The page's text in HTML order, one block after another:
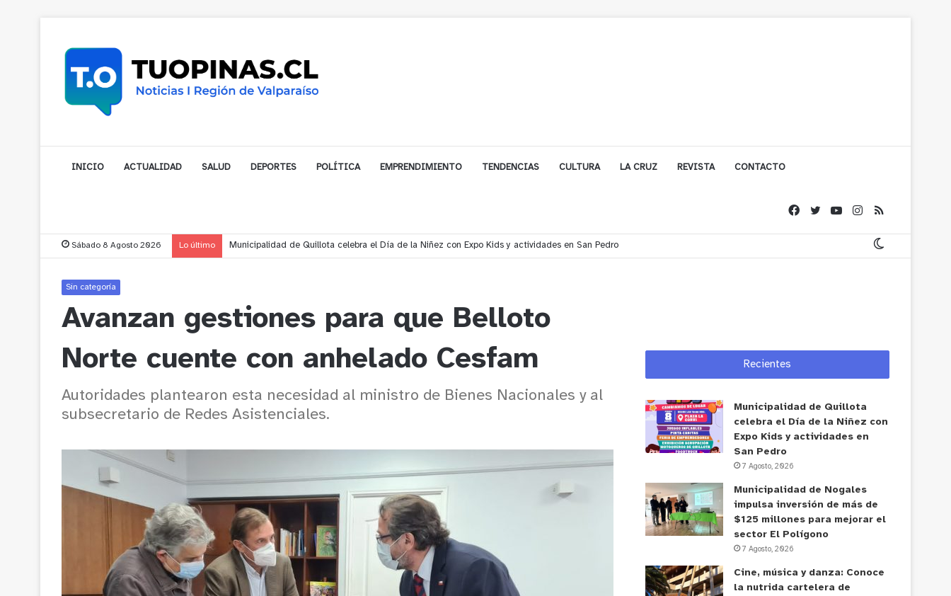
INICIO ACTUALIDAD SALUD DEPORTES POLÍTICA EMPRENDIMIENTO TENDENCIAS CULTURA LA CRUZ REVISTA CONTACTO
Sábado 8 Agosto 2026 Lo último Municipalidad de Nogales impulsa inversión de más de $125 millones para mejorar el sector El Polígono
Sin categoría
Avanzan gestiones para que Belloto
Norte cuente con anhelado Cesfam
Autoridades plantearon esta necesidad al ministro de Bienes Nacionales y al
subsecretario de Redes Asistenciales.
Recientes
Municipalidad de Quillota
celebra el Día de la Niñez con
Expo Kids y actividades en
San Pedro
7 Agosto, 2026
Municipalidad de Nogales
impulsa inversión de más de
$125 millones para mejorar el
sector El Polígono
7 Agosto, 2026
Cine, música y danza: Conoce
la nutrida cartelera de